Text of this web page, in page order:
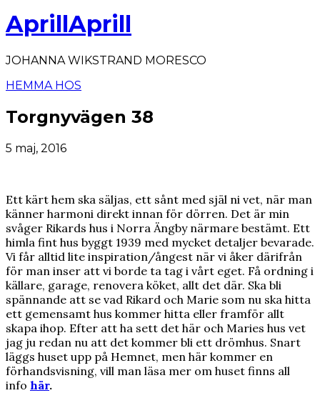
AprillAprill
JOHANNA WIKSTRAND MORESCO
HEMMA HOS
Torgnyvägen 38
5 maj, 2016
Ett kärt hem ska säljas, ett sånt med själ ni vet, när man
känner harmoni direkt innan för dörren. Det är min
svåger Rikards hus i Norra Ängby närmare bestämt. Ett
himla fint hus byggt 1939 med mycket detaljer bevarade.
Vi får alltid lite inspiration/ångest när vi åker därifrån
för man inser att vi borde ta tag i vårt eget. Få ordning i
källare, garage, renovera köket, allt det där. Ska bli
spännande att se vad Rikard och Marie som nu ska hitta
ett gemensamt hus kommer hitta eller framför allt
skapa ihop. Efter att ha sett det här och Maries hus vet
jag ju redan nu att det kommer bli ett drömhus. Snart
läggs huset upp på Hemnet, men här kommer en
förhandsvisning, vill man läsa mer om huset finns all
info här.